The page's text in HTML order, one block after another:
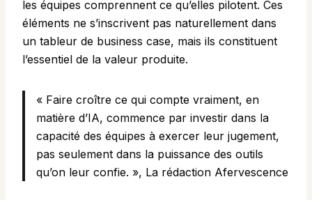
les équipes comprennent ce qu’elles pilotent. Ces
éléments ne s’inscrivent pas naturellement dans
un tableur de business case, mais ils constituent
l’essentiel de la valeur produite.
« Faire croître ce qui compte vraiment, en
matière d’IA, commence par investir dans la
capacité des équipes à exercer leur jugement,
pas seulement dans la puissance des outils
qu’on leur confie. », La rédaction Afervescence